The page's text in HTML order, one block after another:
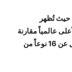
حيث تُظهر
عالمياً مقارنة
بنسبة عدد السكان، مع ارتباط التدخين بما لا يقل عن 16 نوعاً من